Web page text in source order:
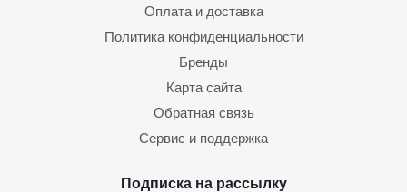
Оплата и доставка
Политика конфиденциальности
Бренды
Карта сайта
Обратная связь
Сервис и поддержка
Подписка на рассылку